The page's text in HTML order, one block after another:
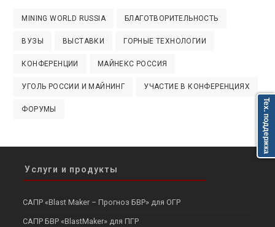
MINING WORLD RUSSIA БЛАГОТВОРИТЕЛЬНОСТЬ
ВУЗЫ ВЫСТАВКИ ГОРНЫЕ ТЕХНОЛОГИИ
КОНФЕРЕНЦИИ МАЙНЕКС РОССИЯ
УГОЛЬ РОССИИ И МАЙНИНГ УЧАСТИЕ В КОНФЕРЕНЦИЯХ
ФОРУМЫ
Услуги и продукты
САПР «Blast Maker – Прогноз БВР» для ОГР
САПР БВР «BlastMaker» для ПГР
Тех. поддержка